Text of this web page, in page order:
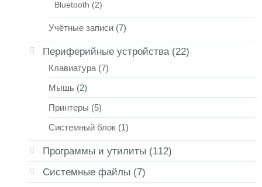
Bluetooth (2)
Учётные записи (7)
Периферийные устройства(22)
Клавиатура (7)
Мышь (2)
Принтеры (5)
Системный блок (1)
Программы и утилиты (112)
Системные файлы (7)